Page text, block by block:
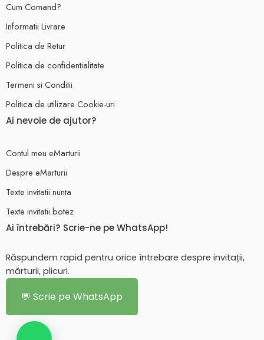
Cum Comand?
Informatii Livrare
Politica de Retur
Politica de confidentialitate
Termeni si Conditii
Politica de utilizare Cookie-uri
Ai nevoie de ajutor?
Contul meu eMarturii
Despre eMarturii
Texte invitatii nunta
Texte invitatii botez
Ai întrebări? Scrie-ne pe WhatsApp!
Răspundem rapid pentru orice întrebare despre invitații,
mărturii, plicuri.
💬 Scrie pe WhatsApp